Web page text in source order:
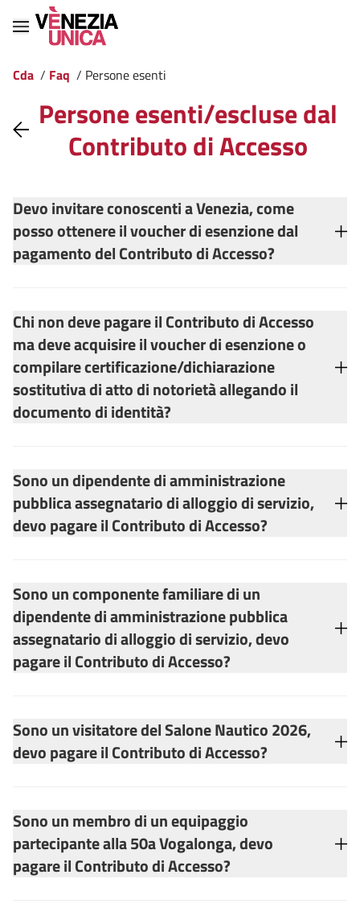
Cda / Faq / Persone esenti
Persone esenti/escluse dal
Contributo di Accesso
Devo invitare conoscenti a Venezia, come
posso ottenere il voucher di esenzione dal
pagamento del Contributo di Accesso?
Chi non deve pagare il Contributo di Accesso
ma deve acquisire il voucher di esenzione o
compilare certificazione/dichiarazione
sostitutiva di atto di notorietà allegando il
documento di identità?
Sono un dipendente di amministrazione
pubblica assegnatario di alloggio di servizio,
devo pagare il Contributo di Accesso?
Sono un componente familiare di un
dipendente di amministrazione pubblica
assegnatario di alloggio di servizio, devo
pagare il Contributo di Accesso?
Sono un visitatore del Salone Nautico 2026,
devo pagare il Contributo di Accesso?
Sono un membro di un equipaggio
partecipante alla 50a Vogalonga, devo
pagare il Contributo di Accesso?